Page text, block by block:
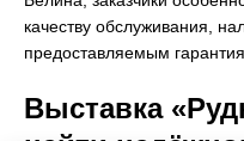
качеству обслуживания,
предоставляемым
Выставка